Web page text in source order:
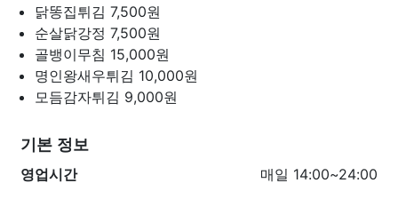
닭똥집튀김 7,500원
순살닭강정 7,500원
골뱅이무침 15,000원
명인왕새우튀김 10,000원
모듬감자튀김 9,000원
기본 정보
영업시간
매일 14:00~24:00